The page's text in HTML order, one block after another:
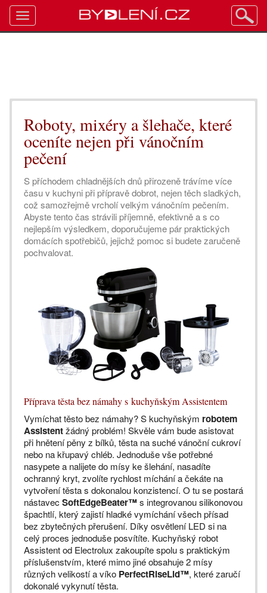
Roboty, mixéry a šlehače, které
oceníte nejen při vánočním
pečení
S příchodem chladnějších dnů přirozeně trávíme více
času v kuchyni při přípravě dobrot, nejen těch sladkých,
což samozřejmě vrcholí velkým vánočním pečením.
Abyste tento čas strávili příjemně, efektivně a s co
nejlepším výsledkem, doporučujeme pár praktických
domácích spotřebičů, jejichž pomoc si budete zaručeně
pochvalovat.
Příprava těsta bez námahy s kuchyňským Assistentem
Vymíchat těsto bez námahy? S kuchyňským robotem
Assistentžádný problém! Skvěle vám bude asistovat
při hnětení pěny z bílků, těsta na suché vánoční cukroví
nebo na křupavý chléb. Jednoduše vše potřebné
nasypete a nalijete do mísy ke šlehání, nasadíte
ochranný kryt, zvolíte rychlost míchání a čekáte na
vytvoření těsta s dokonalou konzistencí. O tu se postará
nástavec SoftEdgeBeater™s integrovanou silikonovou
špachtlí, který zajistí hladké vymíchání všech přísad
bez zbytečných přerušení. Díky osvětlení LED si na
celý proces jednoduše posvítíte. Kuchyňský robot
Assistent od Electrolux zakoupíte spolu s praktickým
příslušenstvím, které mimo jiné obsahuje 2 mísy
různých velikostí a víko PerfectRiseLid™, které zaručí
dokonalé vykynutí těsta.
Toggle
navigation